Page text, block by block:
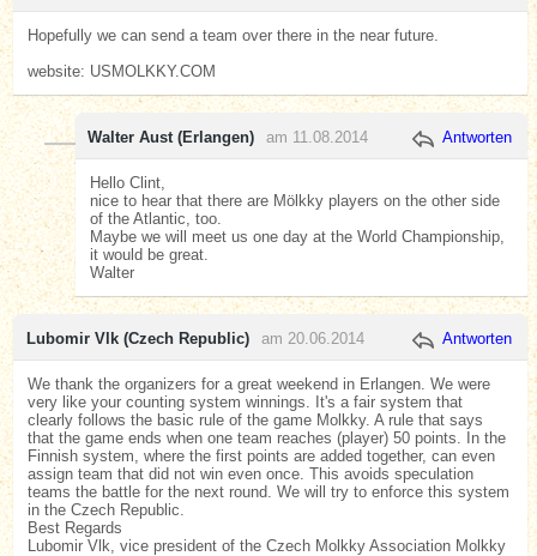
Hopefully we can send a team over there in the near future.
website: USMOLKKY.COM
Walter Aust (Erlangen) am 11.08.2014 Antworten
Hello Clint,
nice to hear that there are Mölkky players on the other side
of the Atlantic, too.
Maybe we will meet us one day at the World Championship,
it would be great.
Walter
Lubomir Vlk (Czech Republic) am 20.06.2014 Antworten
We thank the organizers for a great weekend in Erlangen. We were
very like your counting system winnings. It's a fair system that
clearly follows the basic rule of the game Molkky. A rule that says
that the game ends when one team reaches (player) 50 points. In the
Finnish system, where the first points are added together, can even
assign team that did not win even once. This avoids speculation
teams the battle for the next round. We will try to enforce this system
in the Czech Republic.
Best Regards
Lubomir Vlk, vice president of the Czech Molkky Association Molkky